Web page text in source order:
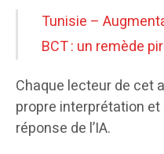
Tunisie –
BCT : un remède
Chaque lecteur de cet
propre interprétation
réponse de l’IA.